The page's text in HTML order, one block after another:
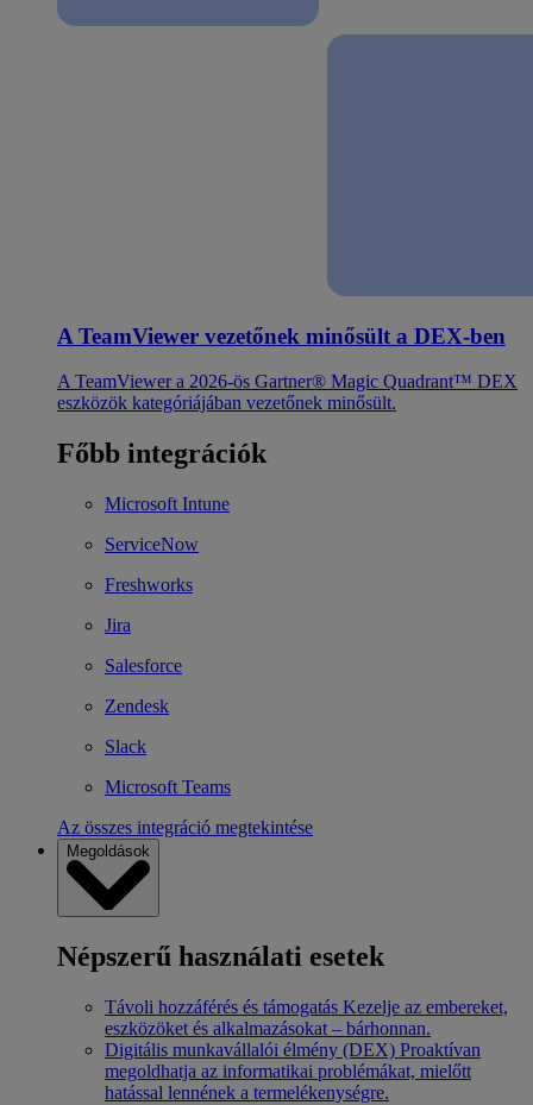
A TeamViewer vezetőnek minősült a DEX-ben
A TeamViewer a 2026-ös Gartner® Magic Quadrant™ DEX
eszközök kategóriájában vezetőnek minősült.
Főbb integrációk
Microsoft Intune
ServiceNow
Freshworks
Jira
Salesforce
Zendesk
Slack
Microsoft Teams
Az összes integráció megtekintése
Megoldások
Népszerű használati esetek
Távoli hozzáférés és támogatás Kezelje az embereket,
eszközöket és alkalmazásokat – bárhonnan.
Digitális munkavállalói élmény (DEX) Proaktívan
megoldhatja az informatikai problémákat, mielőtt
hatással lennének a termelékenységre.